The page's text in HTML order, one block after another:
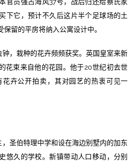
下它，预计不久后这片半个足球场的土
留的平房将纳入公寓设计中。
，栽种的花卉频频获奖。英国皇室来新
花束来自他的花园。他于20世纪初去世
卉公开拍卖，其对园艺的热衷可见一
圣伯特理中学和设在海边别墅内的加东
悠久的学校。新镇带动人口移动，分别